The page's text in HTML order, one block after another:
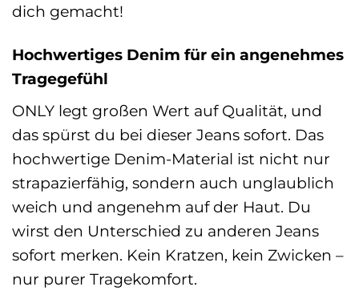
dich gemacht!
Hochwertiges Denim für ein angenehmes
Tragegefühl
ONLY legt großen Wert auf Qualität, und
das spürst du bei dieser Jeans sofort. Das
hochwertige Denim-Material ist nicht nur
strapazierfähig, sondern auch unglaublich
weich und angenehm auf der Haut. Du
wirst den Unterschied zu anderen Jeans
sofort merken. Kein Kratzen, kein Zwicken –
nur purer Tragekomfort.